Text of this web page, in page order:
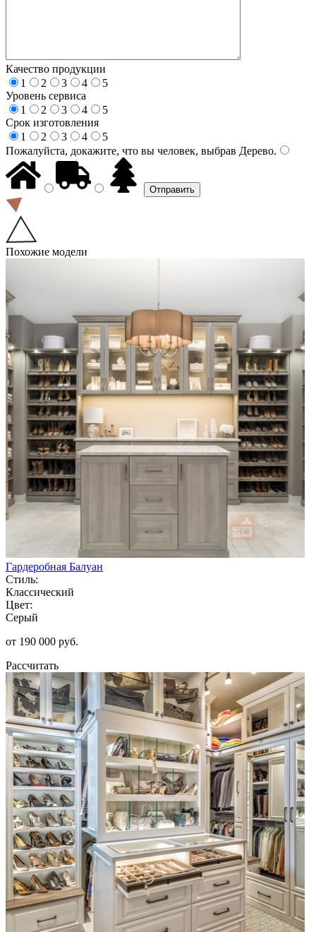
Качество продукции
1
2 3 4
5
Уровень сервиса
1
2 3 4
5
Срок изготовления
1
2 3 4
5
Пожалуйста, докажите, что вы человек, выбрав Дерево.
Похожие модели
Гардеробная Балуан
Стиль:
Классический
Цвет:
Серый
от 190 000 руб.
Рассчитать